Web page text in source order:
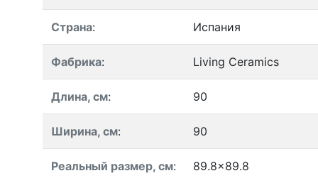
Страна: Испания
Фабрика: Living Ceramics
Длина, см: 90
Ширина, см: 90
Реальный размер, см: 89.8x89.8